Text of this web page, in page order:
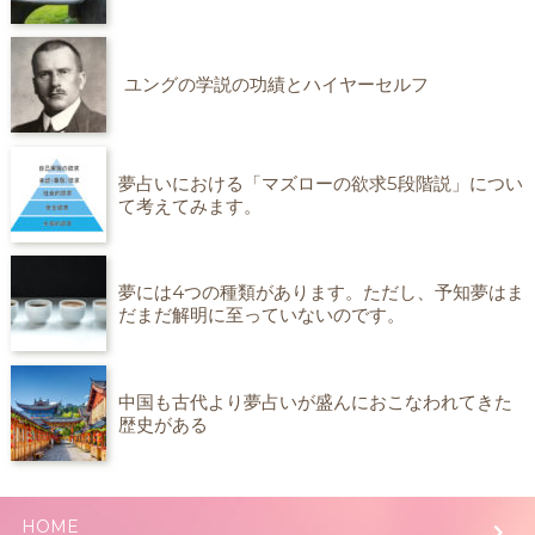
ユングの学説の功績とハイヤーセルフ
夢占いにおける「マズローの欲求5段階説」につい
て考えてみます。
夢には4つの種類があります。ただし、予知夢はま
だまだ解明に至っていないのです。
中国も古代より夢占いが盛んにおこなわれてきた
歴史がある
HOME